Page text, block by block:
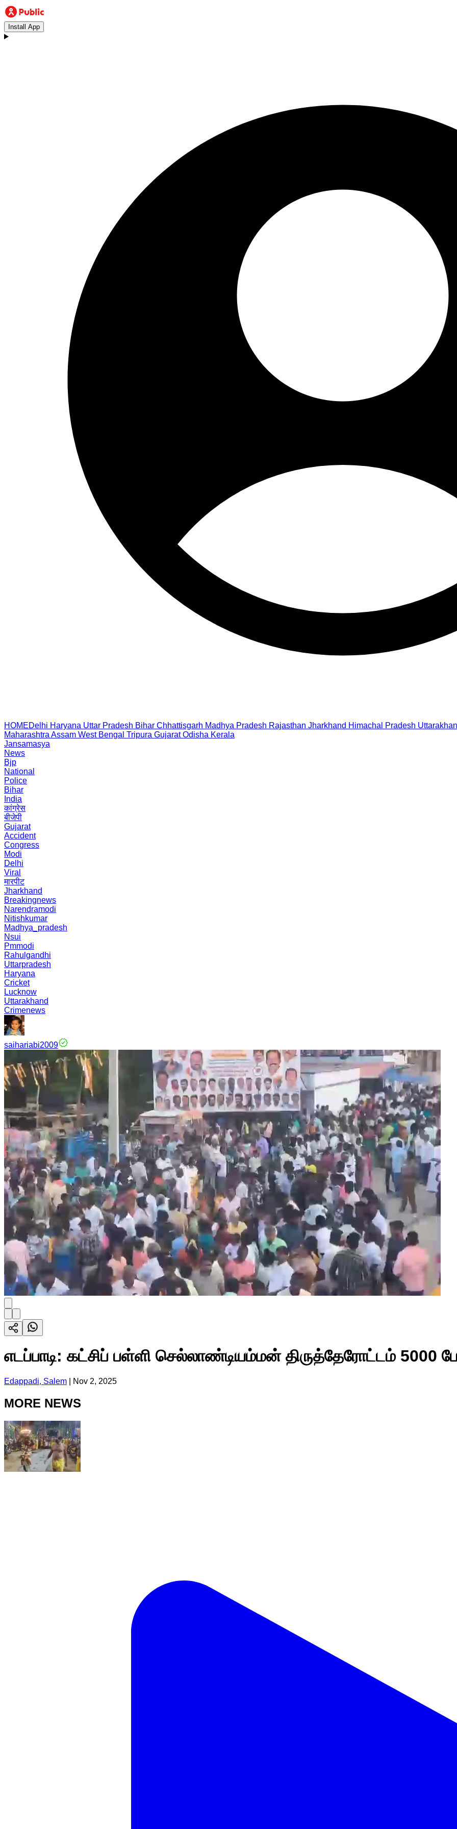
Install App
HOMEDelhi Haryana Uttar Pradesh Bihar Chhattisgarh Madhya Pradesh Rajasthan Jharkhand Himachal Pradesh
Maharashtra Assam West Bengal Tripura Gujarat Odisha Kerala
Jansamasya
News
Bjp
National
Police
Bihar
India
कांग्रेस
बीजेपी
Gujarat
Accident
Congress
Modi
Delhi
Viral
मारपीट
Jharkhand
Breakingnews
Narendramodi
Nitishkumar
Madhya_pradesh
Nsui
Pmmodi
Rahulgandhi
Uttarpradesh
Haryana
Cricket
Lucknow
Uttarakhand
Crimenews
saihariabi2009
எடப்பாடி: கட்சிப் பள்ளி செல்லாண்டியம்மன் திருத்தேரோட்டம் 5000
Edappadi, Salem Nov 2, 2025
MORE NEWS